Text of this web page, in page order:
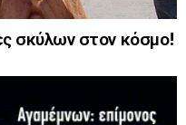
σκύλων στον κόσμο!